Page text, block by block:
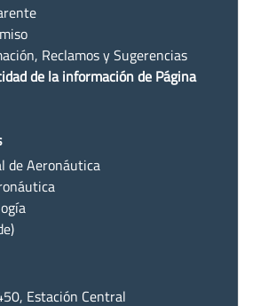
Reclamos y Sugerencias
de la información de Página
de Aeronáutica
Estación Central